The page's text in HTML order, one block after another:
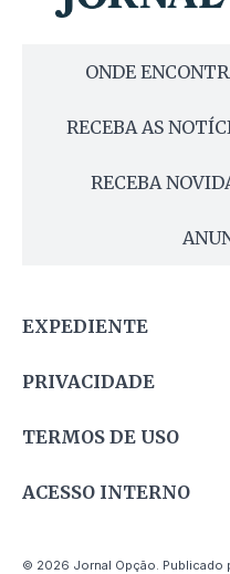
ONDE
RECEBA AS
RECEBA
EXPEDIENTE
PRIVACIDADE
TERMOS DE USO
ACESSO INTERNO
© 2026 Jornal Opção. Publicado